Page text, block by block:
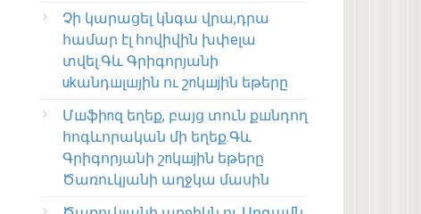
Չի կարացել կնգա վրա,դրա
համար էլ հովիվին խփеլա
տվել.Գև Գրիգորյանի
ukանդшլшյին ու շnկшjին եթերը
Մшֆիnզ եղեք, բայց տուն քшնդող
հոգևորական մի եղեք.Գև
Գրիգորյանի շnկшjին եթերը
Ծառուկյանի աղջկա մասին